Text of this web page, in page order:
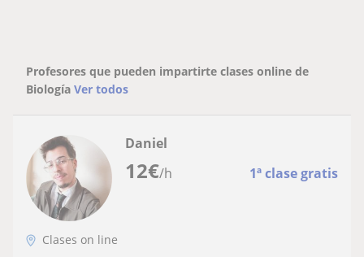
Profesores que pueden impartirte clases online de
Biología Ver todos
12€/h 1ª clase gratis
Daniel
Clases on line